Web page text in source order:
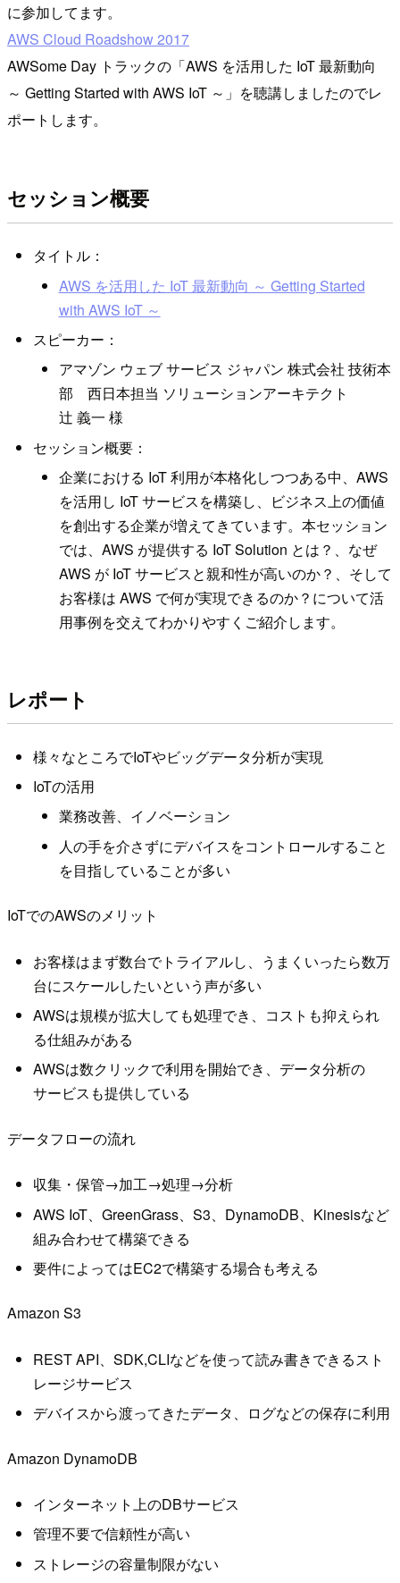
に参加してます。
AWS Cloud Roadshow 2017
AWSome Day トラックの「AWS を活用した IoT 最新動向
～ Getting Started with AWS IoT ～」を聴講しましたのでレ
ポートします。
セッション概要
タイトル：
AWS を活用した IoT 最新動向 ～ Getting Started
with AWS IoT ～
スピーカー：
アマゾン ウェブ サービス ジャパン 株式会社 技術本
部 西日本担当 ソリューションアーキテクト
辻 義一 様
セッション概要：
企業における IoT 利用が本格化しつつある中、AWS
を活用し IoT サービスを構築し、ビジネス上の価値
を創出する企業が増えてきています。本セッション
では、AWS が提供する IoT Solution とは？、なぜ
AWS が IoT サービスと親和性が高いのか？、そして
お客様は AWS で何が実現できるのか？について活
用事例を交えてわかりやすくご紹介します。
レポート
様々なところでIoTやビッグデータ分析が実現
IoTの活用
業務改善、イノベーション
人の手を介さずにデバイスをコントロールすること
を目指していることが多い
IoTでのAWSのメリット
お客様はまず数台でトライアルし、うまくいったら数万
台にスケールしたいという声が多い
AWSは規模が拡大しても処理でき、コストも抑えられ
る仕組みがある
AWSは数クリックで利用を開始でき、データ分析の
サービスも提供している
データフローの流れ
収集・保管→加工→処理→分析
AWS IoT、GreenGrass、S3、DynamoDB、Kinesisなど
組み合わせて構築できる
要件によってはEC2で構築する場合も考える
Amazon S3
REST API、SDK,CLIなどを使って読み書きできるスト
レージサービス
デバイスから渡ってきたデータ、ログなどの保存に利用
Amazon DynamoDB
インターネット上のDBサービス
管理不要で信頼性が高い
ストレージの容量制限がない